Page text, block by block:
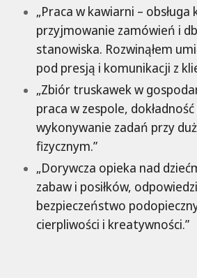
„Praca w kawiarni – obsługa
przyjmowanie zamówień i
stanowiska. Rozwinąłem
pod presją i komunikacji z
„Zbiór truskawek w
praca w zespole,
wykonywanie zadań przy
fizycznym.”
„Dorywcza opieka nad
zabaw i posiłków,
bezpieczeństwo
cierpliwości i kreatywności.”